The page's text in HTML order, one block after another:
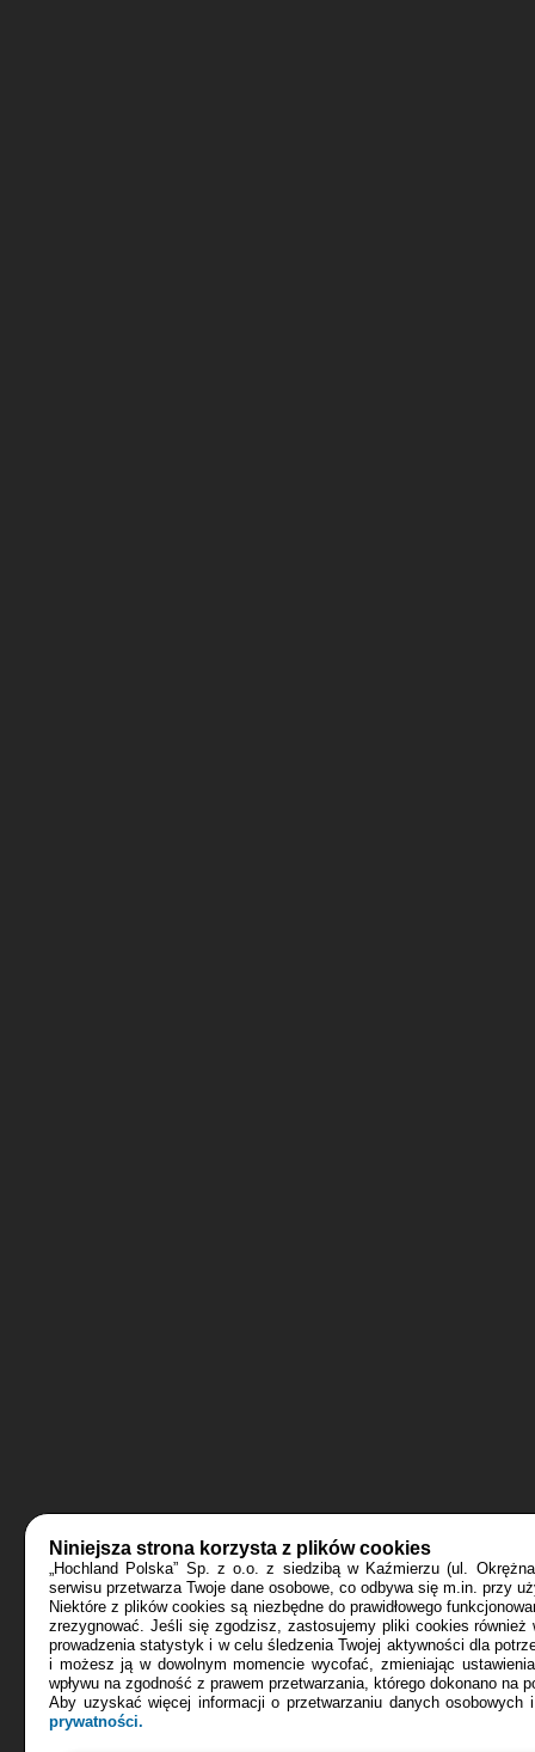
Niniejsza strona korzysta z plików cookies
„Hochland Polska” Sp. z o.o. z siedzibą w Kaźmierzu (ul.
serwisu przetwarza Twoje dane osobowe, co odbywa się m.in. przy
Niektóre z plików cookies są niezbędne do prawidłowego
zrezygnować. Jeśli się zgodzisz, zastosujemy pliki cookies
prowadzenia statystyk i w celu śledzenia Twojej aktywności dla
i możesz ją w dowolnym momencie wycofać, zmieniając
wpływu na zgodność z prawem przetwarzania, którego dokonano na
Aby uzyskać więcej informacji o przetwarzaniu danych
prywatności.